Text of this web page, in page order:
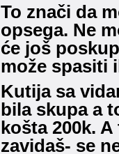
To znači da
opsega. Ne
će još
može spasiti
Kutija sa
bila skupa a
košta 200k.
zavidaš- se